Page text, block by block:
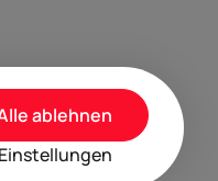
Einstellungen
ablehnen